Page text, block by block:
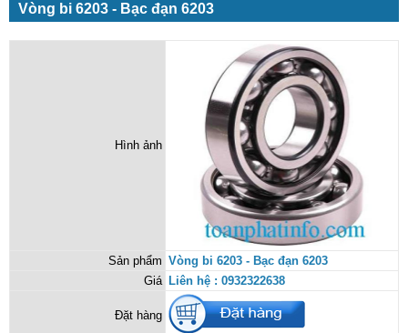
Vòng bi 6203 - Bạc đạn 6203
Hình ảnh
Sản phẩm Vòng bi 6203 - Bạc đạn 6203
Giá Liên hệ : 0932322638
Đặt hàng